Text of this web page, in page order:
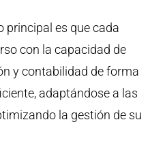
principal es que cada
con la capacidad de
y contabilidad de forma
adaptándose a las
la gestión de su